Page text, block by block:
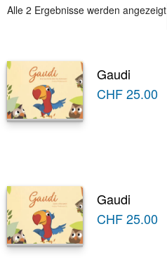
Alle 2 Ergebnisse werden angezeigt
Gaudi
CHF25.00
Gaudi
CHF25.00